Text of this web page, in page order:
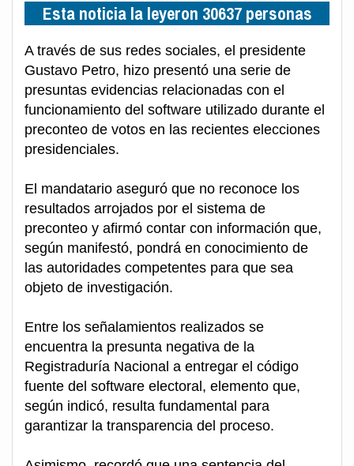
Esta noticia la leyeron 30637 personas
A través de sus redes sociales, el presidente
Gustavo Petro, hizo presentó una serie de
presuntas evidencias relacionadas con el
funcionamiento del software utilizado durante el
preconteo de votos en las recientes elecciones
presidenciales.
El mandatario aseguró que no reconoce los
resultados arrojados por el sistema de
preconteo y afirmó contar con información que,
según manifestó, pondrá en conocimiento de
las autoridades competentes para que sea
objeto de investigación.
Entre los señalamientos realizados se
encuentra la presunta negativa de la
Registraduría Nacional a entregar el código
fuente del software electoral, elemento que,
según indicó, resulta fundamental para
garantizar la transparencia del proceso.